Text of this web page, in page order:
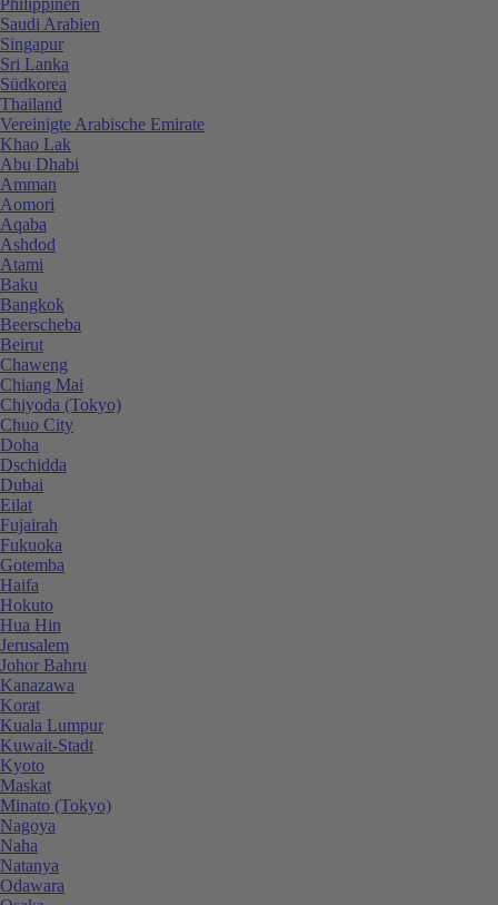
Saudi Arabien
Singapur
Sri Lanka
Südkorea
Thailand
Vereinigte Arabische Emirate
Khao Lak
Abu Dhabi
Amman
Aomori
Aqaba
Ashdod
Atami
Baku
Bangkok
Beerscheba
Beirut
Chaweng
Chiang Mai
Chiyoda (Tokyo)
Chuo City
Doha
Dschidda
Dubai
Eilat
Fujairah
Fukuoka
Gotemba
Haifa
Hokuto
Hua Hin
Jerusalem
Johor Bahru
Kanazawa
Korat
Kuala Lumpur
Kuwait-Stadt
Kyoto
Maskat
Minato (Tokyo)
Nagoya
Naha
Natanya
Odawara